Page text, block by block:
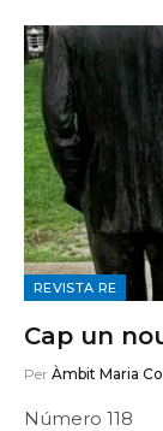
REVISTA RE
Cap un
Per Àmbit Maria
Número 118